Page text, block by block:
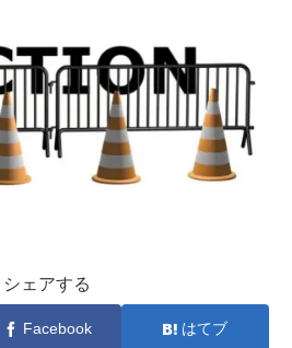
シェアする
Facebook はてブ